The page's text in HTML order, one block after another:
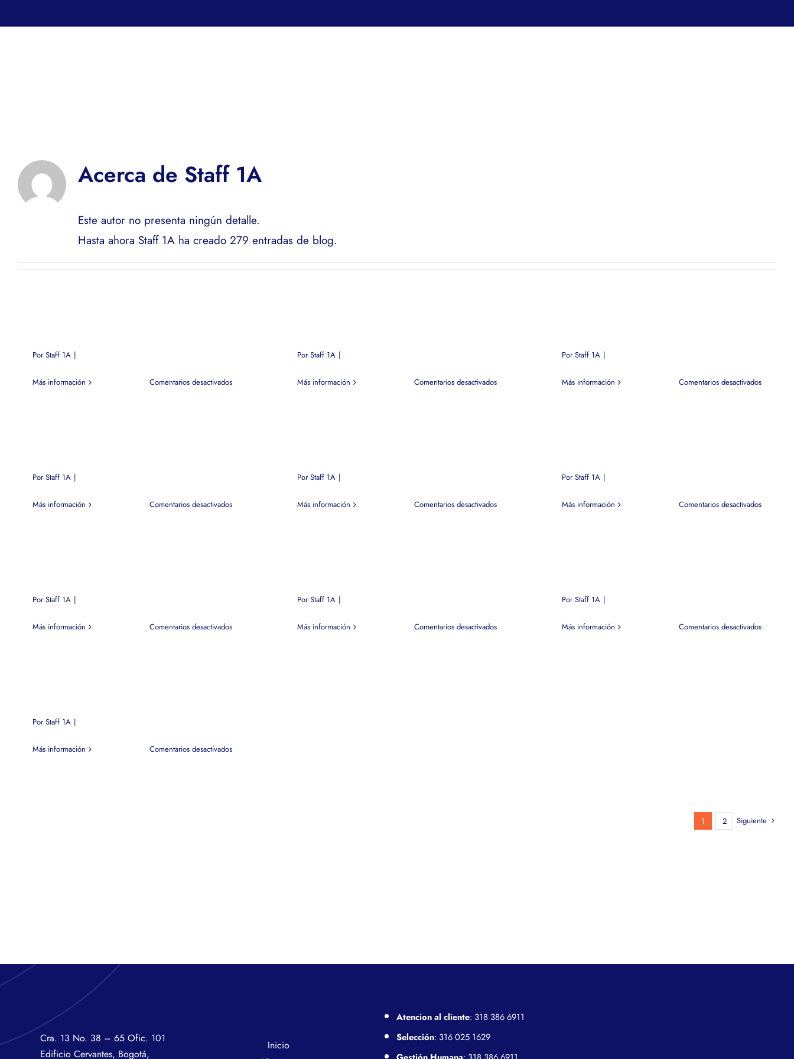
Acerca de Staff 1A
Este autor no presenta ningún detalle.
Hasta ahora Staff 1A ha creado 279 entradas de blog.
PorStaff 1A |
Más información Comentarios desactivadosen
PorStaff 1A |
Más información Comentarios desactivadosen
PorStaff 1A |
Más información Comentarios desactivadosen
PorStaff 1A |
Más información Comentarios desactivadosen
PorStaff 1A |
Más información Comentarios desactivadosen
PorStaff 1A |
Más información Comentarios desactivadosen
PorStaff 1A |
Más información Comentarios desactivadosen
PorStaff 1A |
Más información Comentarios desactivadosen
PorStaff 1A |
Más información Comentarios desactivadosen
PorStaff 1A |
Más información Comentarios desactivadosen
1 2 Siguiente
Cra. 13 No. 38 – 65 Ofic. 101
Edificio Cervantes, Bogotá,
Inicio
Atencion al cliente: 318 386 6911
Selección: 316 025 1629